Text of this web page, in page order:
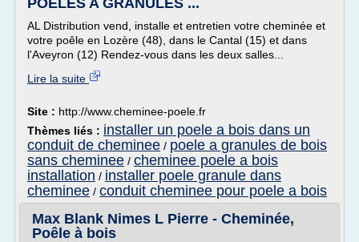
POELES A GRANULES ...
AL Distribution vend, installe et entretien votre cheminée et
votre poêle en Lozère (48), dans le Cantal (15) et dans
l'Aveyron (12) Rendez-vous dans les deux salles...
Lire la suite
Site : http://www.cheminee-poele.fr
Thèmes liés : installer un poele a bois dans un
conduit de cheminee / poele a granules de bois
sans cheminee / cheminee poele a bois
installation / installer poele granule dans
cheminee / conduit cheminee pour poele a bois
Max Blank Nimes L Pierre - Cheminée,
Poêle à bois